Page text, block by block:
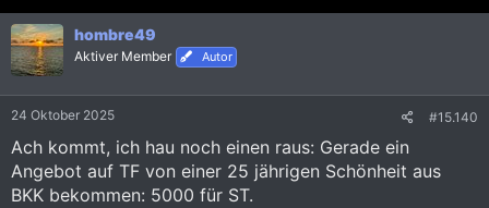
o
n
e
n
:
hombre49
Aktiver Member Autor
24 Oktober 2025 #15.140
Ach kommt, ich hau noch einen raus: Gerade ein
Angebot auf TF von einer 25 jährigen Schönheit aus
BKK bekommen: 5000 für ST.